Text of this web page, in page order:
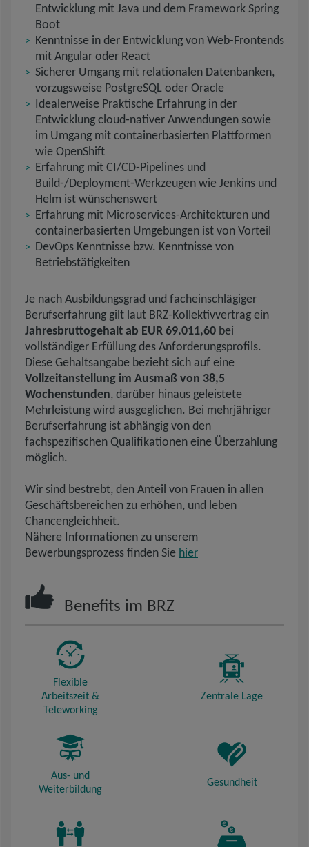
Entwicklung mit Java und dem Framework Spring
Boot
Kenntnisse in der Entwicklung von Web-Frontends
mit Angular oder React
Sicherer Umgang mit relationalen Datenbanken,
vorzugsweise PostgreSQL oder Oracle
Idealerweise Praktische Erfahrung in der
Entwicklung cloud‑nativer Anwendungen sowie
im Umgang mit containerbasierten Plattformen
wie OpenShift
Erfahrung mit CI/CD‑Pipelines und
Build‑/Deployment‑Werkzeugen wie Jenkins und
Helm ist wünschenswert
Erfahrung mit Microservices-Architekturen und
containerbasierten Umgebungen ist von Vorteil
DevOps Kenntnisse bzw. Kenntnisse von
Betriebstätigkeiten
Je nach Ausbildungsgrad und facheinschlägiger
Berufserfahrung gilt laut BRZ-Kollektivvertrag ein
Jahresbruttogehalt ab EUR 69.011,60 bei
vollständiger Erfüllung des Anforderungsprofils.
Diese Gehaltsangabe bezieht sich auf eine
Vollzeitanstellung im Ausmaß von 38,5
Wochenstunden, darüber hinaus geleistete
Mehrleistung wird ausgeglichen. Bei mehrjähriger
Berufserfahrung ist abhängig von den
fachspezifischen Qualifikationen eine Überzahlung
möglich.
Wir sind bestrebt, den Anteil von Frauen in allen
Geschäftsbereichen zu erhöhen, und leben
Chancengleichheit.
Nähere Informationen zu unserem
Bewerbungsprozess finden Sie hier
Benefits im BRZ
Flexible
Arbeitszeit &
Teleworking
Zentrale Lage
Aus- und
Weiterbildung
Gesundheit